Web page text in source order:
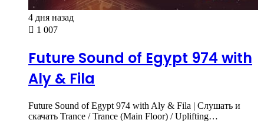
4 дня назад
1 007
Future Sound of Egypt 974 with
Aly & Fila
Future Sound of Egypt 974 with Aly & Fila | Слушать и
скачать Trance / Trance (Main Floor) / Uplifting…